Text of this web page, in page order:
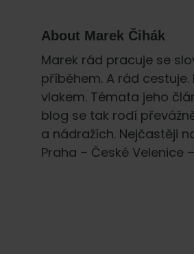
About Marek Čihák
Marek rád pracuje se
příběhem. A rád cestuje.
vlakem. Témata jeho
blog se tak rodí
a nádražích. Nejčastěji
Praha – České Velenice